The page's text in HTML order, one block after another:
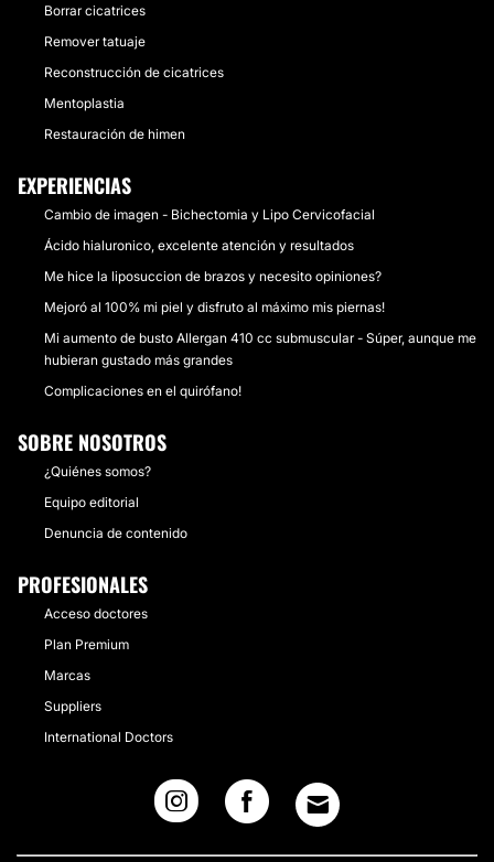
Borrar cicatrices
Remover tatuaje
Reconstrucción de cicatrices
Mentoplastia
Restauración de himen
EXPERIENCIAS
Cambio de imagen - Bichectomia y Lipo Cervicofacial
Ácido hialuronico, excelente atención y resultados
Me hice la liposuccion de brazos y necesito opiniones?
Mejoró al 100% mi piel y disfruto al máximo mis piernas!
Mi aumento de busto Allergan 410 cc submuscular - Súper, aunque me
hubieran gustado más grandes
Complicaciones en el quirófano!
SOBRE NOSOTROS
¿Quiénes somos?
Equipo editorial
Denuncia de contenido
PROFESIONALES
Acceso doctores
Plan Premium
Marcas
Suppliers
International Doctors